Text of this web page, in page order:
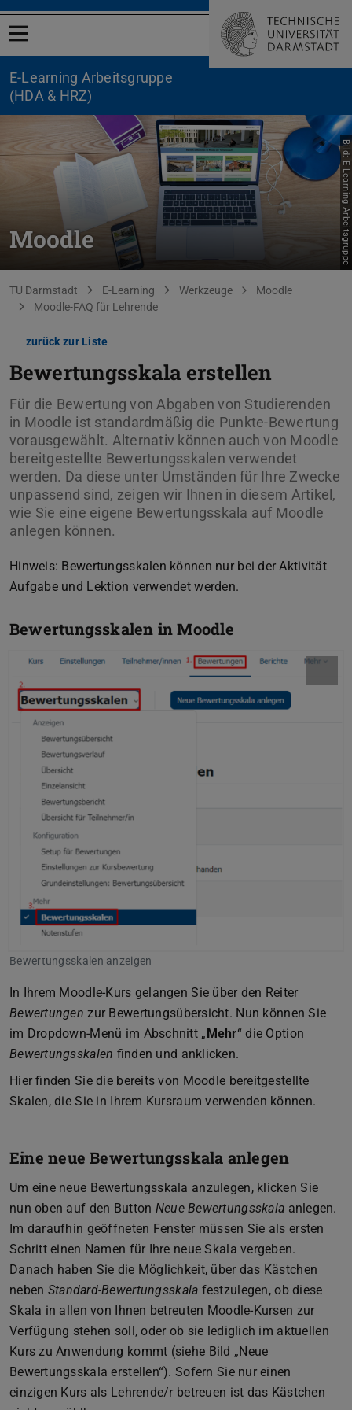
Menü öffnen
E-Learning Arbeitsgruppe
(HDA & HRZ)
Moodle Bild: E-Learning Arbeitsgruppe
Sie befinden sich hier:
TU Darmstadt E-Learning Werkzeuge
Moodle
Moodle-FAQ für Lehrende
zurück zur Liste
Bewertungsskala erstellen
Für die Bewertung von Abgaben von Studierenden
in Moodle ist standardmäßig die Punkte-Bewertung
vorausgewählt. Alternativ können auch von Moodle
bereitgestellte Bewertungsskalen verwendet
werden. Da diese unter Umständen für Ihre Zwecke
unpassend sind, zeigen wir Ihnen in diesem Artikel,
wie Sie eine eigene Bewertungsskala auf Moodle
anlegen können.
Hinweis: Bewertungsskalen können nur bei der Aktivität
Aufgabe und Lektion verwendet werden.
Bewertungsskalen in Moodle
Bewertungsskalen anzeigen
In Ihrem Moodle-Kurs gelangen Sie über den Reiter
Bewertungen zur Bewertungsübersicht. Nun können Sie
im Dropdown-Menü im Abschnitt „Mehr“ die Option
Bewertungsskalen finden und anklicken.
Hier finden Sie die bereits von Moodle bereitgestellte
Skalen, die Sie in Ihrem Kursraum verwenden können.
Eine neue Bewertungsskala anlegen
Um eine neue Bewertungsskala anzulegen, klicken Sie
nun oben auf den Button Neue Bewertungsskala anlegen.
Im daraufhin geöffneten Fenster müssen Sie als ersten
Schritt einen Namen für Ihre neue Skala vergeben.
Danach haben Sie die Möglichkeit, über das Kästchen
neben Standard-Bewertungsskala festzulegen, ob diese
Skala in allen von Ihnen betreuten Moodle-Kursen zur
Verfügung stehen soll, oder ob sie lediglich im aktuellen
Kurs zu Anwendung kommt (siehe Bild „Neue
Bewertungsskala erstellen“). Sofern Sie nur einen
einzigen Kurs als Lehrende/r betreuen ist das Kästchen